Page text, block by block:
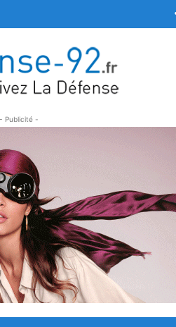
- Publicité -